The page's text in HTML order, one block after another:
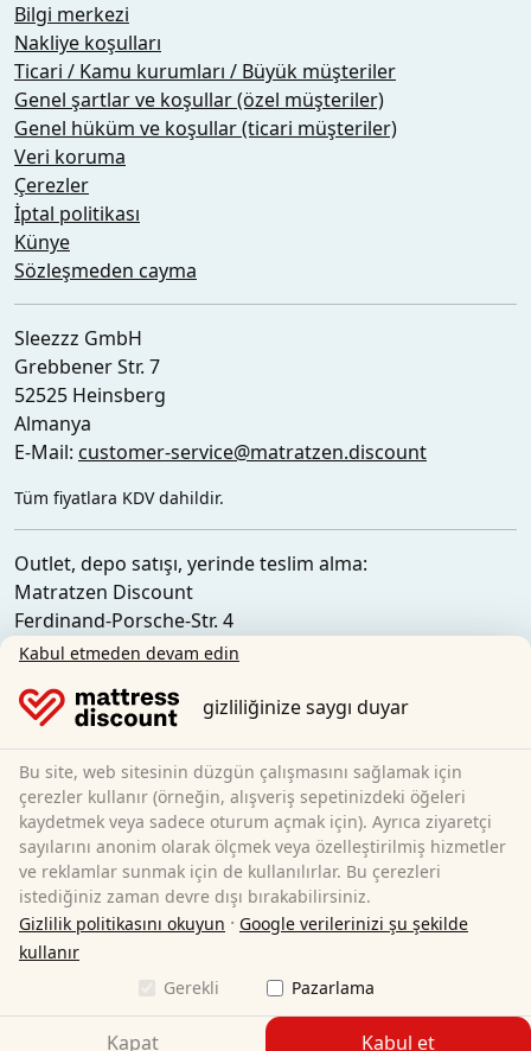
Bilgi merkezi
Nakliye koşulları
Ticari / Kamu kurumları / Büyük müşteriler
Genel şartlar ve koşullar (özel müşteriler)
Genel hüküm ve koşullar (ticari müşteriler)
Veri koruma
Çerezler
İptal politikası
Künye
Sözleşmeden cayma
Sleezzz GmbH
Grebbener Str. 7
52525 Heinsberg
Almanya
E-Mail: customer-service@matratzen.discount
Tüm fiyatlara KDV dahildir.
Outlet, depo satışı, yerinde teslim alma:
Matratzen Discount
Ferdinand-Porsche-Str. 4
52525 Heinsberg
Kabul etmeden devam edin
gizliliğinize saygı duyar
Bu site, web sitesinin düzgün çalışmasını sağlamak için
çerezler kullanır (örneğin, alışveriş sepetinizdeki öğeleri
kaydetmek veya sadece oturum açmak için). Ayrıca ziyaretçi
sayılarını anonim olarak ölçmek veya özelleştirilmiş hizmetler
ve reklamlar sunmak için de kullanılırlar. Bu çerezleri
istediğiniz zaman devre dışı bırakabilirsiniz.
Gizlilik politikasını okuyun · Google verilerinizi şu şekilde
kullanır
Gerekli
Pazarlama
Kapat Kabul et